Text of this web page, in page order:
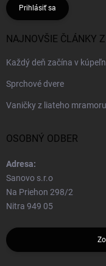
Prihlásiť sa
NAJNOVŠIE ČLÁNKY
Každý deň začína v
Sprchové dvere
Vaničky z liateho mramoru
OSOBNÝ ODBER
Adresa:
Sanovo s.r.o
Na Priehon 298/2
Nitra 949 05